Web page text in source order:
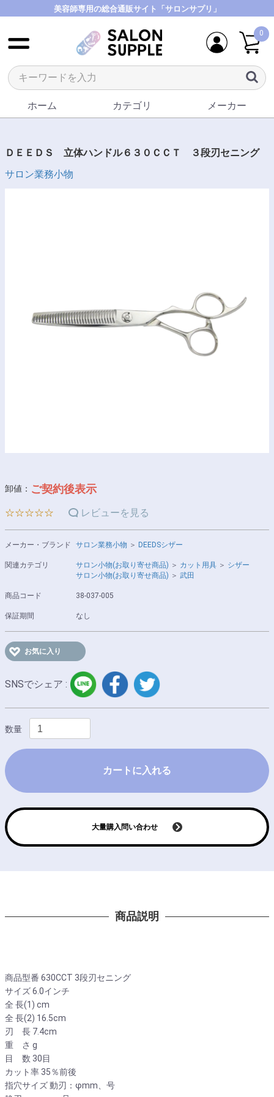
美容師専用の総合通販サイト「サロンサプリ」
0
ホーム カテゴリ メーカー
ＤＥＥＤＳ 立体ハンドル６３０ＣＣＴ ３段刃セニング
サロン業務小物
卸値： ご契約後表示
☆☆☆☆☆ レビューを見る
メーカー・ブランド サロン業務小物 ＞ DEEDSシザー
関連カテゴリ サロン小物(お取り寄せ商品) ＞ カット用具 ＞ シザー
サロン小物(お取り寄せ商品) ＞ 武田
商品コード 38-037-005
保証期間 なし
お気に入り
SNSでシェア :
LINE facebook
数量
カートに入れる
大量購入問い合わせ
商品説明
商品型番 630CCT 3段刃セニング
サイズ 6.0インチ
全 長(1) cm
全 長(2) 16.5cm
刃 長 7.4cm
重 さ g
目 数 30目
カット率 35％前後
指穴サイズ 動刃：φmm、号